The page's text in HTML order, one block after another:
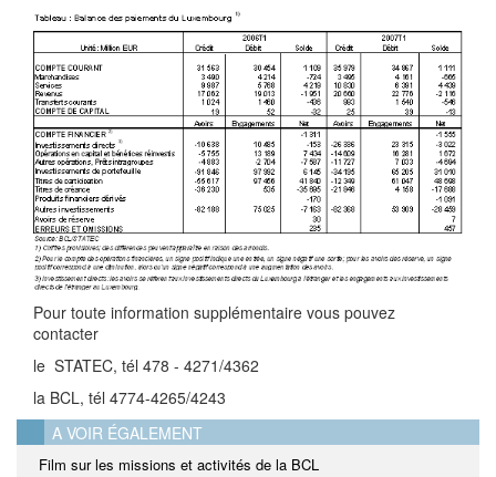
Pour toute information supplémentaire vous pouvez
contacter
le STATEC, tél 478 - 4271/4362
la BCL, tél 4774-4265/4243
A VOIR ÉGALEMENT
Film sur les missions et activités de la BCL